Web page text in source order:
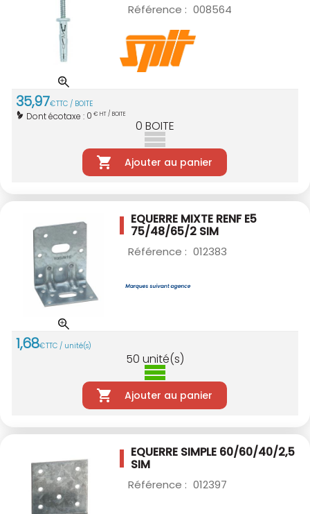
Référence : 008564
35,97€TTC / BOITE
Dont écotaxe : 0 € HT / BOITE
0 BOITE
Ajouter au panier
EQUERRE MIXTE RENF E5
75/48/65/2 SIM
Référence : 012383
1,68€TTC / unité(s)
50 unité(s)
Ajouter au panier
EQUERRE SIMPLE 60/60/40/2,5
SIM
Référence : 012397